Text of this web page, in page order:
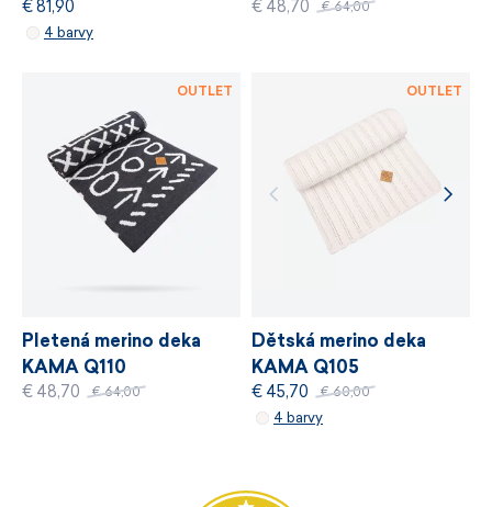
€ 81,90
4 barvy
€ 48,70 € 64,00
Pletená merino deka
KAMA Q110
€ 48,70 € 64,00
OUTLET
Dětská merino deka
KAMA Q105
€ 45,70 € 60,00
4 barvy
OUTLET